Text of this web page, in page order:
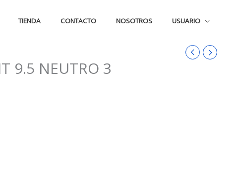
TIENDA CONTACTO NOSOTROS USUARIO
9.5 NEUTRO 3